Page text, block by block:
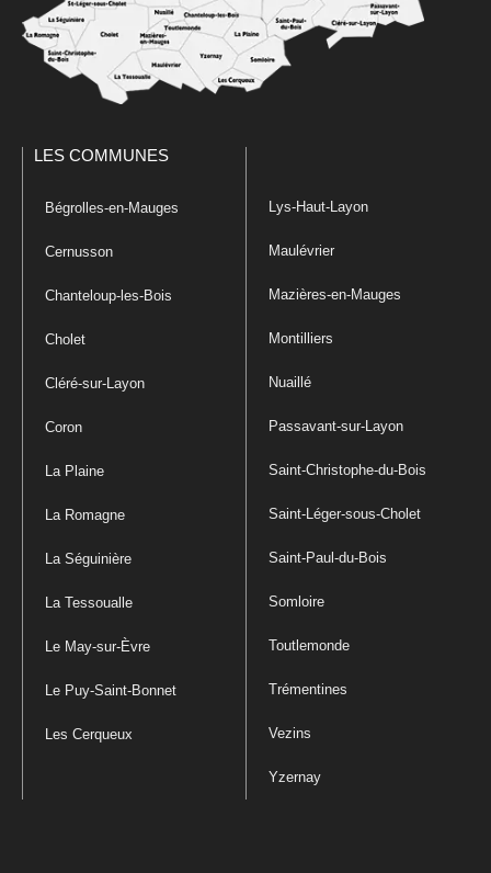
LES COMMUNES
Bégrolles-en-Mauges
Cernusson
Chanteloup-les-Bois
Cholet
Cléré-sur-Layon
Coron
La Plaine
La Romagne
La Séguinière
La Tessoualle
Le May-sur-Èvre
Le Puy-Saint-Bonnet
Les Cerqueux
Lys-Haut-Layon
Maulévrier
Mazières-en-Mauges
Montilliers
Nuaillé
Passavant-sur-Layon
Saint-Christophe-du-Bois
Saint-Léger-sous-Cholet
Saint-Paul-du-Bois
Somloire
Toutlemonde
Trémentines
Vezins
Yzernay